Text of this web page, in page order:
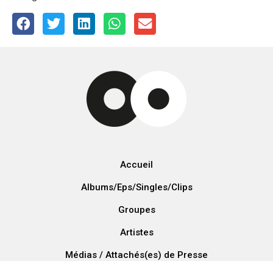
Accueil
Albums/Eps/Singles/Clips
Groupes
Artistes
Médias / Attachés(es) de Presse